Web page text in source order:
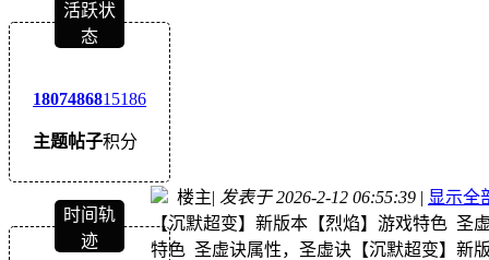
活跃状
态
1807
主题
4868
帖子
15186
积分
时间轨
迹
楼主| 发表于 2026-2-12 06:55:39 | 显示全
【沉默超变】新版本【烈焰】游戏特色 圣
特色 圣虚诀属性，圣虚诀【沉默超变】新